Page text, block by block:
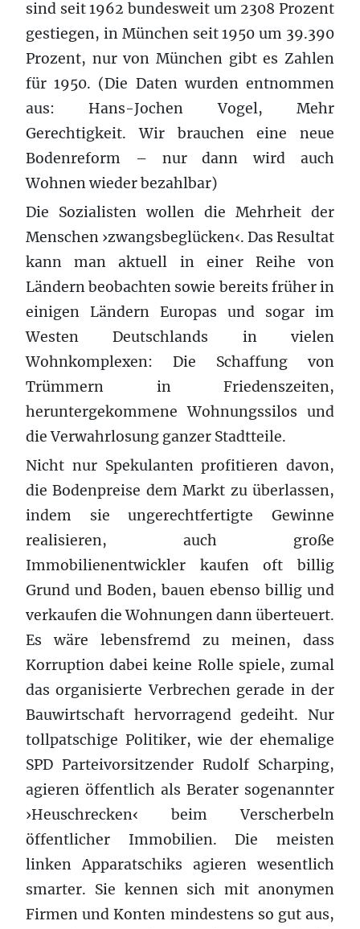
sind seit 1962 bundesweit um 2308 Prozent
gestiegen, in München seit 1950 um 39.390
Prozent, nur von München gibt es Zahlen
für 1950. (Die Daten wurden entnommen
aus: Hans-Jochen Vogel, Mehr
Gerechtigkeit. Wir brauchen eine neue
Bodenreform – nur dann wird auch
Wohnen wieder bezahlbar)
Die Sozialisten wollen die Mehrheit der
Menschen ›zwangsbeglücken‹. Das Resultat
kann man aktuell in einer Reihe von
Ländern beobachten sowie bereits früher in
einigen Ländern Europas und sogar im
Westen Deutschlands in vielen
Wohnkomplexen: Die Schaffung von
Trümmern in Friedenszeiten,
heruntergekommene Wohnungssilos und
die Verwahrlosung ganzer Stadtteile.
Nicht nur Spekulanten profitieren davon,
die Bodenpreise dem Markt zu überlassen,
indem sie ungerechtfertigte Gewinne
realisieren, auch große
Immobilienentwickler kaufen oft billig
Grund und Boden, bauen ebenso billig und
verkaufen die Wohnungen dann überteuert.
Es wäre lebensfremd zu meinen, dass
Korruption dabei keine Rolle spiele, zumal
das organisierte Verbrechen gerade in der
Bauwirtschaft hervorragend gedeiht. Nur
tollpatschige Politiker, wie der ehemalige
SPD Parteivorsitzender Rudolf Scharping,
agieren öffentlich als Berater sogenannter
›Heuschrecken‹ beim Verscherbeln
öffentlicher Immobilien. Die meisten
linken Apparatschiks agieren wesentlich
smarter. Sie kennen sich mit anonymen
Firmen und Konten mindestens so gut aus,